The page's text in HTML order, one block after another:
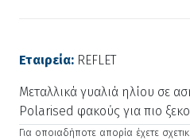
Εταιρεία: REFLET
Μεταλλικά γυαλιά ηλίου σε
Polarised φακούς για πιο
Για οποιαδήποτε απορία έχετε